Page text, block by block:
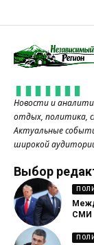
Новости и
отдых, политика,
Актуальные
широкой
Выбор
СМИ